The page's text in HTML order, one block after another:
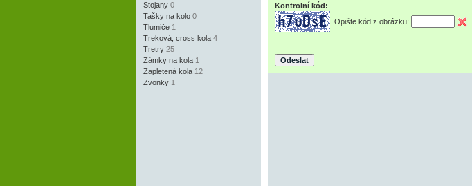
Stojany 0
Tašky na kolo 0
Tlumiče 1
Treková, cross kola 4
Tretry 25
Zámky na kola 1
Zapletená kola 12
Zvonky 1
Kontrolní kód:
Opište kód z obrázku: